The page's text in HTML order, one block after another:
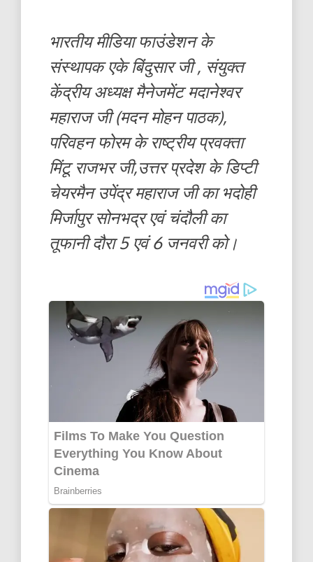
भारतीय मीडिया फाउंडेशन के
संस्थापक एके बिंदुसार जी , संयुक्त
केंद्रीय अध्यक्ष मैनेजमेंट मदानेश्वर
महाराज जी (मदन मोहन पाठक),
परिवहन फोरम के राष्ट्रीय प्रवक्ता
मिंटू राजभर जी,उत्तर प्रदेश के डिप्टी
चेयरमैन उपेंद्र महाराज जी का भदोही
मिर्जापुर सोनभद्र एवं चंदौली का
तूफानी दौरा 5 एवं 6 जनवरी को।